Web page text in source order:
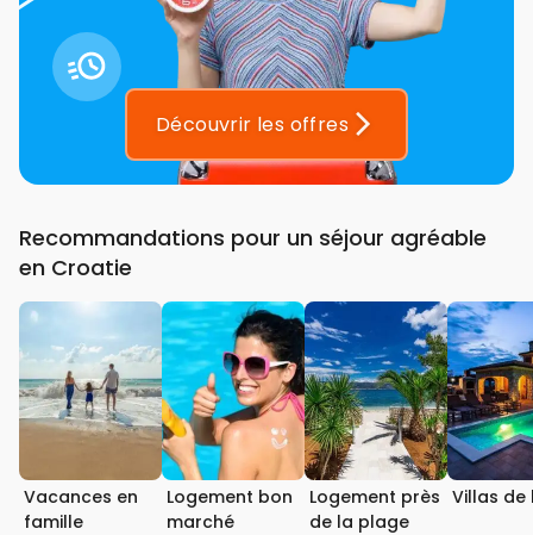
Découvrir les offres
Recommandations pour un séjour agréable
en Croatie
Vacances en
famille
Logement bon
marché
Logement près
de la plage
Villas de